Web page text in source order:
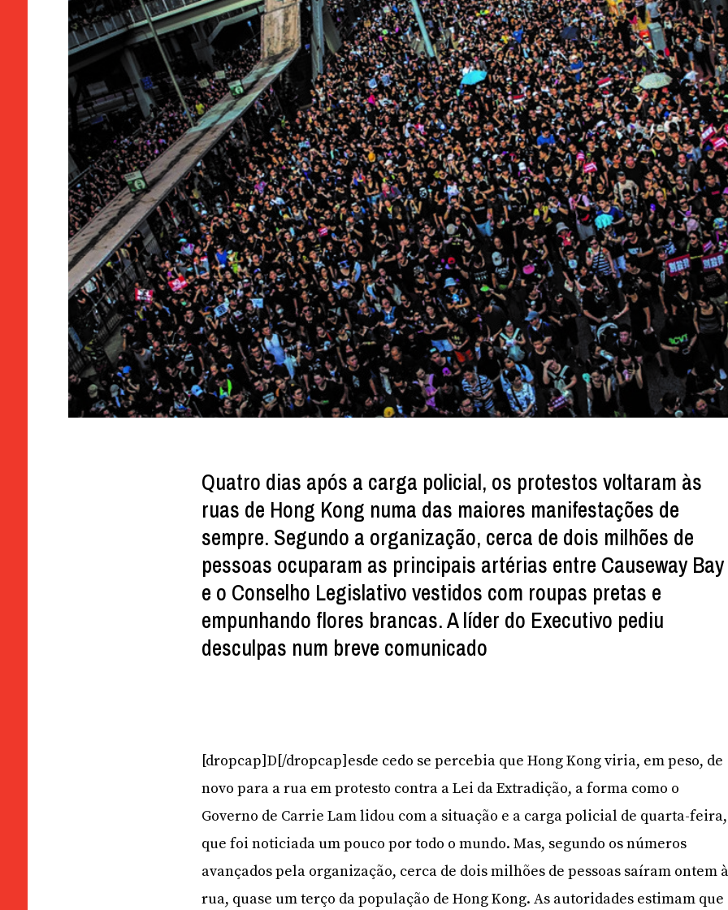
Quatro dias após a carga policial, os protestos voltaram às
ruas de Hong Kong numa das maiores manifestações de
sempre. Segundo a organização, cerca de dois milhões de
pessoas ocuparam as principais artérias entre Causeway Bay
e o Conselho Legislativo vestidos com roupas pretas e
empunhando flores brancas. A líder do Executivo pediu
desculpas num breve comunicado
[dropcap]D[/dropcap]esde cedo se percebia que Hong Kong viria, em peso, de
novo para a rua em protesto contra a Lei da Extradição, a forma como o
Governo de Carrie Lam lidou com a situação e a carga policial de quarta-feira,
que foi noticiada um pouco por todo o mundo. Mas, segundo os números
avançados pela organização, cerca de dois milhões de pessoas saíram ontem
rua, quase um terço da população de Hong Kong. As autoridades estimam que